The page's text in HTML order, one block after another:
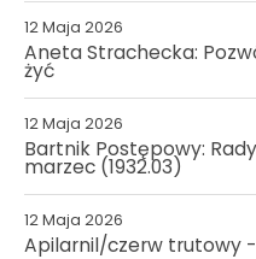
12 Maja 2026
Aneta Strachecka:
żyć
12 Maja 2026
Bartnik Postępowy:
marzec (1932.03)
12 Maja 2026
Apilarnil/czerw trutowy